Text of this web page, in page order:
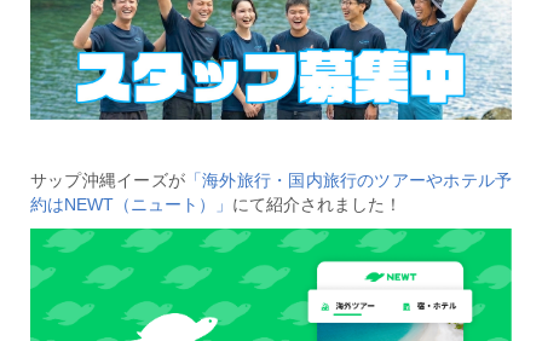
サップ沖縄イーズが 「海外旅行・国内旅行のツアーやホテル予
約はNEWT（ニュート）」 にて紹介されました！